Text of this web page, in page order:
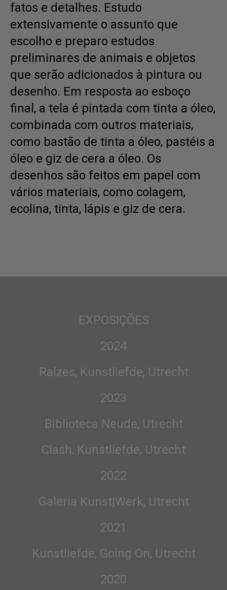
fatos e detalhes. Estudo
extensivamente o assunto que
escolho e preparo estudos
preliminares de animais e objetos
que serão adicionados à pintura ou
desenho. Em resposta ao esboço
final, a tela é pintada com tinta a óleo,
combinada com outros materiais,
como bastão de tinta a óleo, pastéis a
óleo e giz de cera a óleo. Os
desenhos são feitos em papel com
vários materiais, como colagem,
ecolina, tinta, lápis e giz de cera.
EXPOSIÇÕES
2024
Raízes, Kunstliefde, Utrecht
2023
Biblioteca Neude, Utrecht
Clash, Kunstliefde, Utrecht
2022
Galeria Kunst|Werk, Utrecht
2021
Kunstliefde, Going On, Utrecht
2020